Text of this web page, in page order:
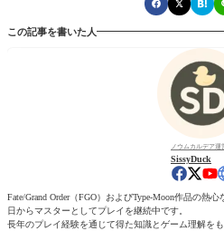
この記事を書いた人
ノウムカルデア運
SissyDuck
Fate/Grand Order（FGO）およびType-Moon作品の熱
日からマスターとしてプレイを継続中です。
長年のプレイ経験を通じて得た知識とゲーム理解を